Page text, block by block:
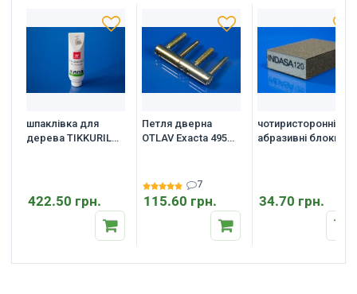
шпаклівка для
дерева TIKKURILA
422.50 грн.
Петля дверна
OTLAV Exacta 495
регульована
115.60 грн.
7
чотиристоронні
абразивні блоки
34.70 грн.